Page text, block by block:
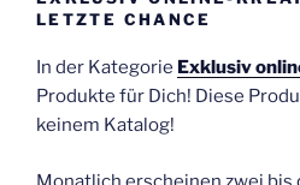
LETZTE CHANCE
In der Kategorie Exklusiv
Produkte für Dich! Diese
keinem Katalog!